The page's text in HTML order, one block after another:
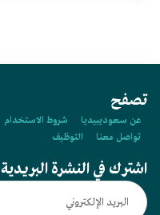
تصفح
عن سعوديبيديا شروط الاستخدام
تواصل معنا
التوظيف
اشترك في النشرة البريدية